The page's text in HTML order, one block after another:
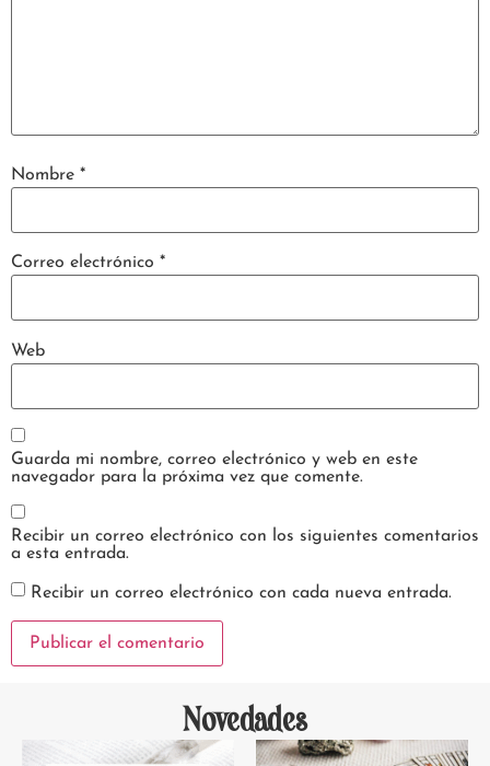
Nombre *
Correo electrónico *
Web
Guarda mi nombre, correo electrónico y web en este
navegador para la próxima vez que comente.
Recibir un correo electrónico con los siguientes comentarios
a esta entrada.
Recibir un correo electrónico con cada nueva entrada.
Novedades